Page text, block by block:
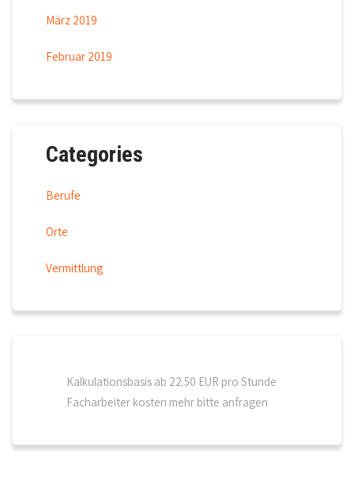
März 2019
Februar 2019
Categories
Berufe
Orte
Vermittlung
Kalkulationsbasis ab 22.50 EUR pro Stunde
Facharbeiter kosten mehr bitte anfragen